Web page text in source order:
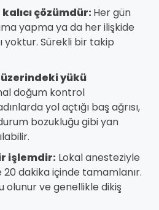
çözümdür:Her gün
yapma ya da her ilişkide
yoktur. Sürekli bir takip
yükü
doğum kontrol
yol açtığı baş ağrısı,
bozukluğu gibi yan
işlemdir: Lokal anesteziyle
20 dakika içinde tamamlanır.
olunur ve genellikle dikiş